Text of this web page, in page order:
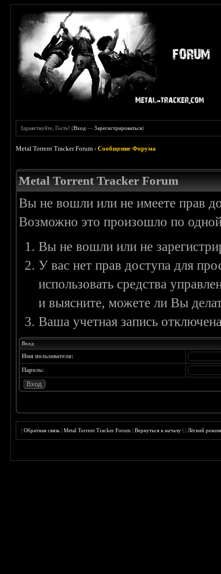
Здравствуйте, Гость! (Вход —Зарегистрироваться)
Metal Torrent Tracker Forum ›Сообщение Форума
Metal Torrent Tracker Forum
Вы не вошли или не имеете прав
Возможно это произошло по
Вы не вошли или не
У вас нет прав доступа для
использовать средства
и выясните, можете ли Вы
Ваша учетная запись
Вход
Имя пользователя:
Пароль:
|Обратная связь |Metal Torrent Tracker Forum |Вернуться к началу ||Лёгкий